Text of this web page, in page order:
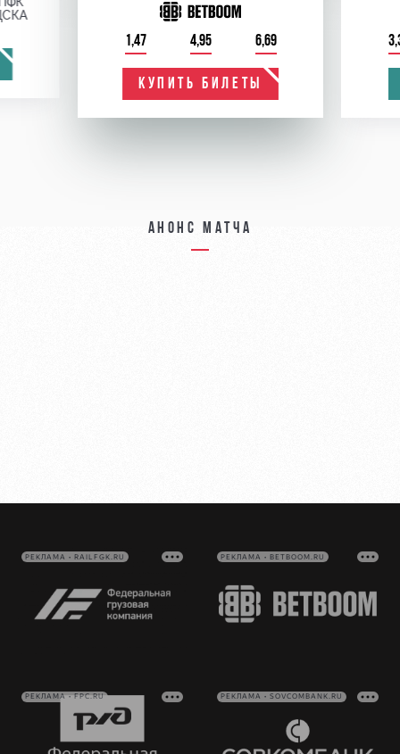
1,47 4,95 6,69
КУПИТЬ БИЛЕТЫ
Анонс матча
РЕКЛАМА • RAILFGK.RU РЕКЛАМА • BETBOOM.RU
РЕКЛАМА • FPC.RU РЕКЛАМА • SOVCOMBANK.RU